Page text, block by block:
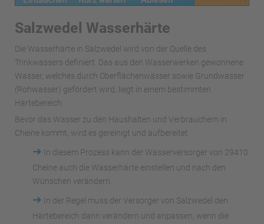
Salzwedel Wasserhärte
Die Wasserhärte in Salzwedel wird von der Quelle des
Trinkwassers definiert. Das aus den Wasserwerken gewonnene
Wasser, welches durch Oberflächenwässer sowie Grundwasser
(Rohwasser) gefördert wird, liegt in einem bestimmten
Härtebereich.
Bevor das Wasser zu den Haushalten und Verbrauchern in
Cheine kommt, wird es gereinigt und aufbereitet.
➜
In diesem Prozess kann der Wasserversorger von 29410
Cheine auch die Wasserhärte einstellen und nach den
Wünschen verändern.
➜
In der Regel muss der Versorger von Salzwedel den
Härtebereich dann verändern und anpassen, wenn die